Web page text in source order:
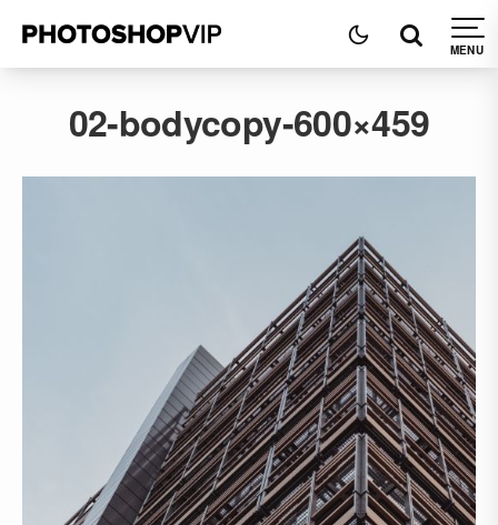
02-bodycopy-600×459